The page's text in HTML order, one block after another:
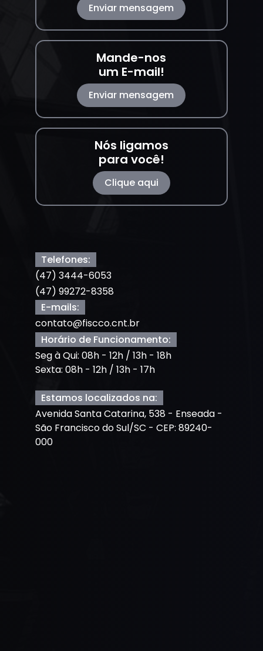
Enviar mensagem
Mande-nos
um E-mail!
Enviar mensagem
Nós ligamos
para você!
Clique aqui
Telefones:
(47) 3444-6053
(47) 99272-8358
E-mails:
contato@fiscco.cnt.br
Horário de Funcionamento:
Seg à Qui: 08h - 12h / 13h - 18h
Sexta: 08h - 12h / 13h - 17h
Estamos localizados na:
Avenida Santa Catarina, 538 - Enseada -
São Francisco do Sul/SC - CEP: 89240-
000